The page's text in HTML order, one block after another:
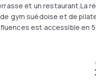
et un restaurant.La
gym suédoise et de
est accessible en
trouve à 1,6 km. Le centre
dans cet